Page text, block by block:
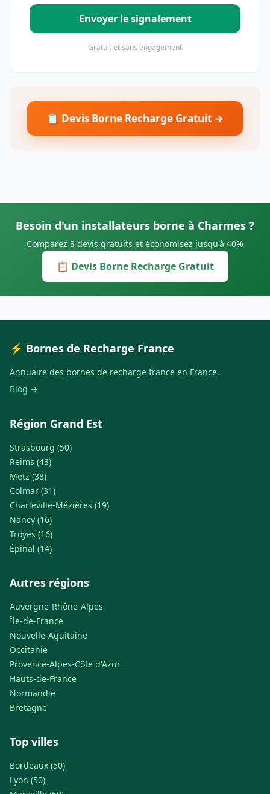
Envoyer le signalement
Gratuit et sans engagement
📋 Devis Borne Recharge Gratuit →
Besoin d'un installateurs borne à Charmes ?
Comparez 3 devis gratuits et économisez jusqu'à 40%
📋 Devis Borne Recharge Gratuit
⚡ Bornes de Recharge France
Annuaire des bornes de recharge france en France.
Blog →
Région Grand Est
Strasbourg (50)
Reims (43)
Metz (38)
Colmar (31)
Charleville-Mézières (19)
Nancy (16)
Troyes (16)
Épinal (14)
Autres régions
Auvergne-Rhône-Alpes
Île-de-France
Nouvelle-Aquitaine
Occitanie
Provence-Alpes-Côte d'Azur
Hauts-de-France
Normandie
Bretagne
Top villes
Bordeaux (50)
Lyon (50)